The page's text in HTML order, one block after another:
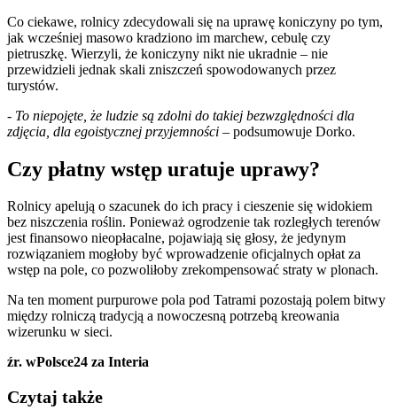
Co ciekawe, rolnicy zdecydowali się na uprawę koniczyny po tym,
jak wcześniej masowo kradziono im marchew, cebulę czy
pietruszkę. Wierzyli, że koniczyny nikt nie ukradnie – nie
przewidzieli jednak skali zniszczeń spowodowanych przez
turystów.
- To niepojęte, że ludzie są zdolni do takiej bezwzględności dla
zdjęcia, dla egoistycznej przyjemności – podsumowuje Dorko.
Czy płatny wstęp uratuje uprawy?
Rolnicy apelują o szacunek do ich pracy i cieszenie się widokiem
bez niszczenia roślin. Ponieważ ogrodzenie tak rozległych terenów
jest finansowo nieopłacalne, pojawiają się głosy, że jedynym
rozwiązaniem mogłoby być wprowadzenie oficjalnych opłat za
wstęp na pole, co pozwoliłoby zrekompensować straty w plonach.
Na ten moment purpurowe pola pod Tatrami pozostają polem bitwy
między rolniczą tradycją a nowoczesną potrzebą kreowania
wizerunku w sieci.
źr. wPolsce24 za Interia
Czytaj także